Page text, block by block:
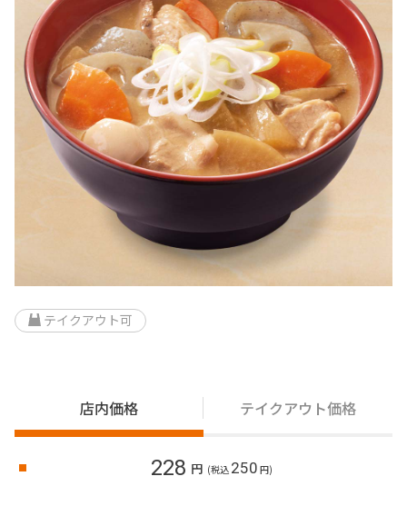
牛丼のこだわり 吉野家の歴史
テイクアウト可
店内価格 テイクアウト価格
228 円 (税込 250 円)